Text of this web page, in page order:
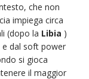
che non
impiega circa
(dopo la Libia )
e dal soft power
si gioca
il maggior